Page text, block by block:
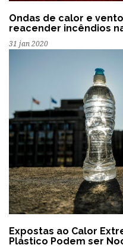
Ondas de calor e
reacender incêndios
31 jan 2020
Expostas ao Calor
Plástico Podem ser